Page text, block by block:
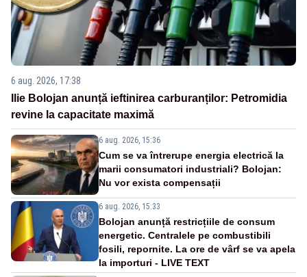
6 aug. 2026, 17:38
Ilie Bolojan anunță ieftinirea carburanților: Petromidia
revine la capacitate maximă
6 aug. 2026, 15:36
Cum se va întrerupe energia electrică la
marii consumatori industriali? Bolojan:
Nu vor exista compensații
6 aug. 2026, 15:33
Bolojan anunță restricțiile de consum
energetic. Centralele pe combustibili
fosili, repornite. La ore de vârf se va apela
la importuri - LIVE TEXT